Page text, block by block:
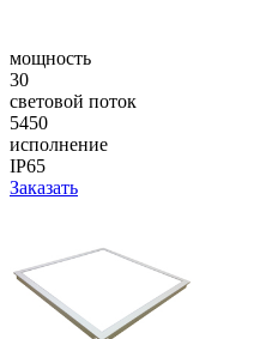
мощность
30
световой поток
5450
исполнение
IP65
Заказать